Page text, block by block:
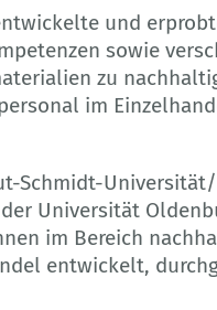
und
sowie
zu
im
Schmidt-
Universität
im Bereich
entwickelt,